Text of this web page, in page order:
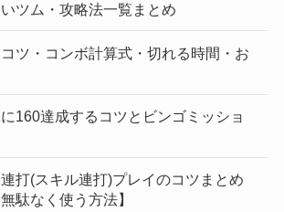
ツム・攻略法一覧まとめ
ツ・コンボ計算式・切れる時間・お
160達成するコツとビンゴミッショ
打(スキル連打)プレイのコツまとめ
駄なく使う方法】